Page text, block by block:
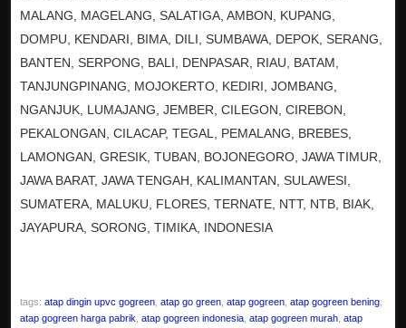
MALANG, MAGELANG, SALATIGA, AMBON, KUPANG,
DOMPU, KENDARI, BIMA, DILI, SUMBAWA, DEPOK, SERANG,
BANTEN, SERPONG, BALI, DENPASAR, RIAU, BATAM,
TANJUNGPINANG, MOJOKERTO, KEDIRI, JOMBANG,
NGANJUK, LUMAJANG, JEMBER, CILEGON, CIREBON,
PEKALONGAN, CILACAP, TEGAL, PEMALANG, BREBES,
LAMONGAN, GRESIK, TUBAN, BOJONEGORO, JAWA TIMUR,
JAWA BARAT, JAWA TENGAH, KALIMANTAN, SULAWESI,
SUMATERA, MALUKU, FLORES, TERNATE, NTT, NTB, BIAK,
JAYAPURA, SORONG, TIMIKA, INDONESIA
tags:atap dingin upvc gogreen ,atap go green ,atap gogreen ,atap gogreen bening
atap gogreen harga pabrik ,atap gogreen indonesia ,atap gogreen murah ,atap